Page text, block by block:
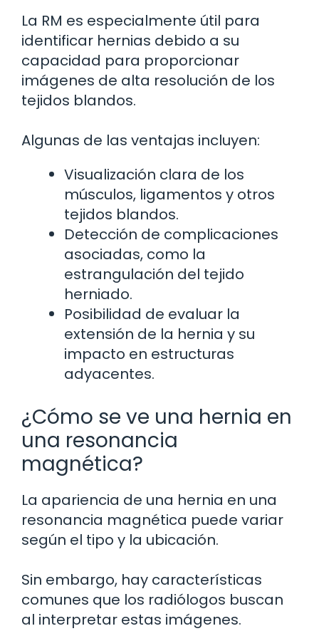
La RM es especialmente útil para
identificar hernias debido a su
capacidad para proporcionar
imágenes de alta resolución de los
tejidos blandos.
Algunas de las ventajas incluyen:
Visualización clara de los
músculos, ligamentos y otros
tejidos blandos.
Detección de complicaciones
asociadas, como la
estrangulación del tejido
herniado.
Posibilidad de evaluar la
extensión de la hernia y su
impacto en estructuras
adyacentes.
¿Cómo se ve una hernia en
una resonancia
magnética?
La apariencia de una hernia en una
resonancia magnética puede variar
según el tipo y la ubicación.
Sin embargo, hay características
comunes que los radiólogos buscan
al interpretar estas imágenes.